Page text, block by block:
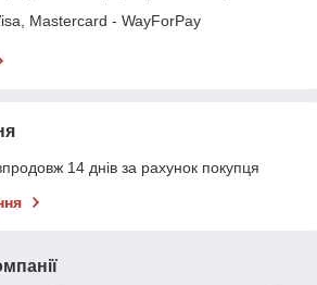
Mastercard - WayForPay
14 днів за рахунок покупця